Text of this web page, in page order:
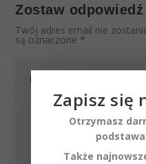
Zostaw odpowiedź
Twój adres email nie
są oznaczone *
Zapisz się
Otrzymasz
Także